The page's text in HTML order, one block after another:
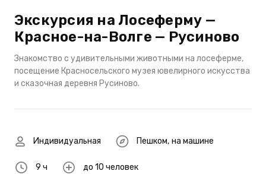
Экскурсия на Лосеферму —
Красное-на-Волге — Русиново
Знакомство с удивительными животными на лосеферме,
посещение Красносельского музея ювелирного искусства
и сказочная деревня Русиново.
Индивидуальная Пешком, на машине
9 ч до 10 человек